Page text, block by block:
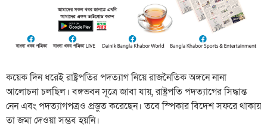
কয়েক দিন ধরেই রাষ্ট্রপতির পদত্যাগ নিয়ে রাজনৈতিক অঙ্গনে নানা
আলোচনা চলছিল। বঙ্গভবন সূত্রে জাবা যায়, রাষ্ট্রপতি পদত্যাগের সিদ্ধান্ত
নেন এবং পদত্যাগপত্রও প্রস্তুত করেছেন। তবে স্পিকার বিদেশ সফরে থাকায়
তা জমা দেওয়া সম্ভব হয়নি।